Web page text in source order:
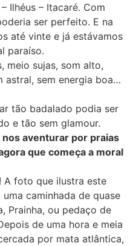
Ilhéus – Itacaré. Com
ser perfeito. E na
até vinte e já estávamos
paraíso.
meio sujas, som alto,
astral, sem energia boa…
tão badalado podia ser
e tão sem glamour.
aventurar por praias
que começa a moral
A foto que ilustra este
caminhada de quase
Prainha, ou pedaço de
de uma hora e meia
por mata atlântica,